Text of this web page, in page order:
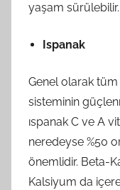
yaşam sürülebilir.
Ispanak
Genel olarak tüm
sisteminin
ıspanak C ve A
neredeyse %50
önemlidir. Beta-
Kalsiyum da